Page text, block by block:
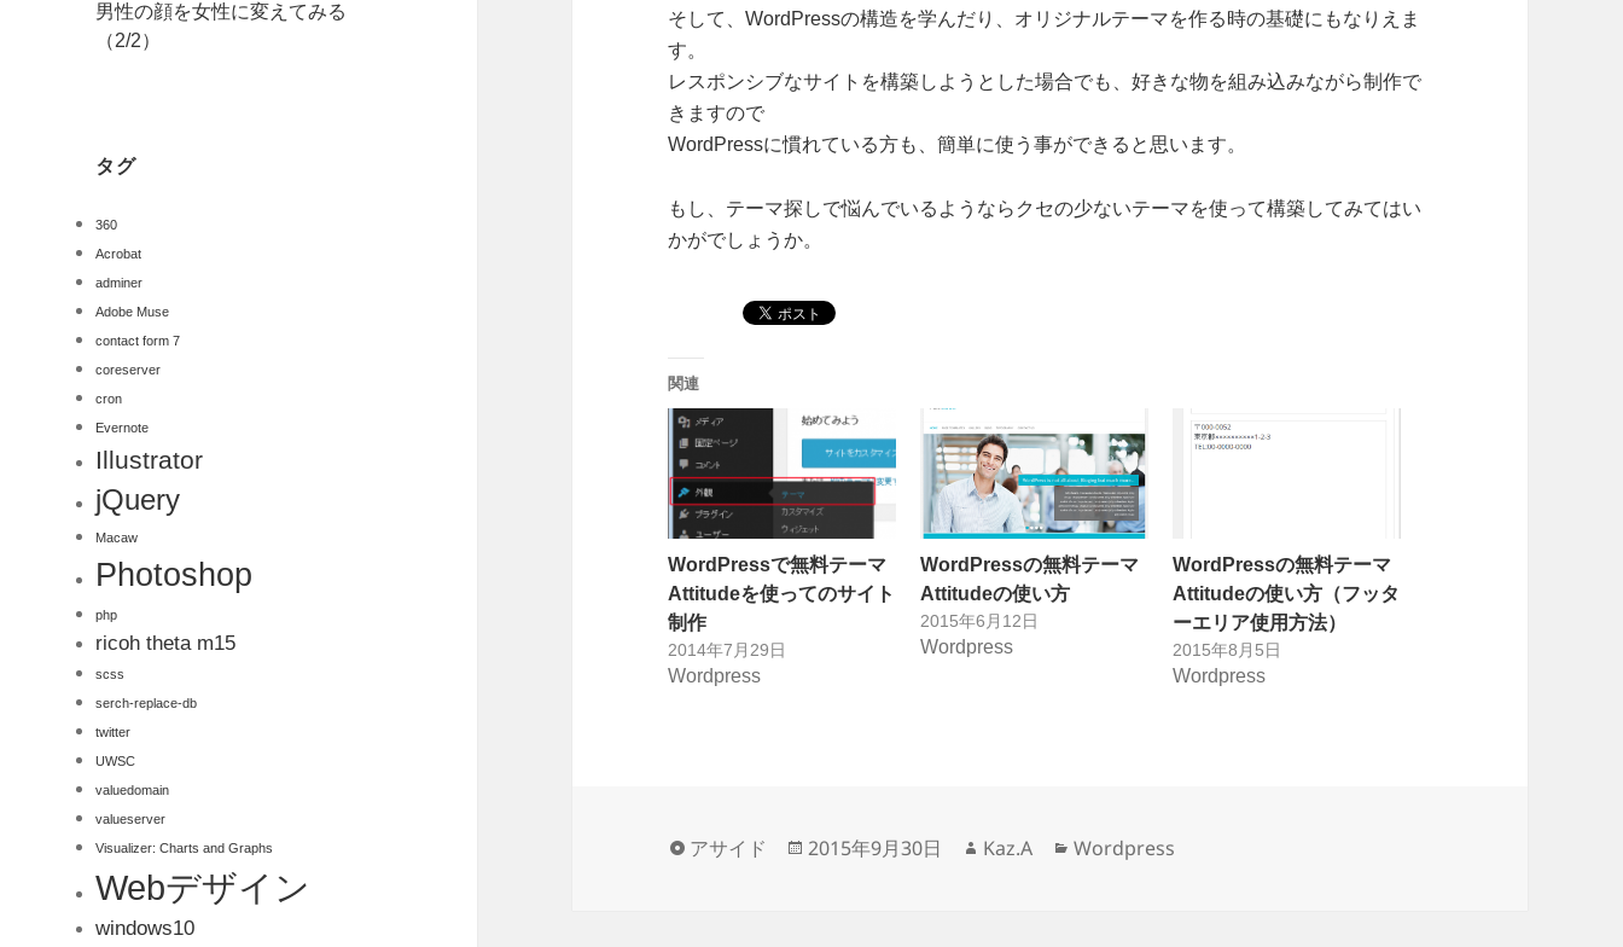
男性の顔を女性に変えてみる
（2/2）
タグ
360
Acrobat
adminer
Adobe Muse
contact form 7
coreserver
cron
Evernote
Illustrator
jQuery
Macaw
Photoshop
php
ricoh theta m15
scss
serch-replace-db
twitter
UWSC
valuedomain
valueserver
Visualizer: Charts and Graphs
Webデザイン
windows10
そして、WordPressの構造を学んだり、オリジナルテーマを作る時の基礎にもなりえま
す。
レスポンシブなサイトを構築しようとした場合でも、好きな物を組み込みながら制作で
きますので
WordPressに慣れている方も、簡単に使う事ができると思います。
もし、テーマ探しで悩んでいるようならクセの少ないテーマを使って構築してみてはい
かがでしょうか。
関連
WordPressで無料テーマ
Attitudeを使ってのサイト
制作
2014年7月29日
Wordpress
WordPressの無料テーマ
Attitudeの使い方
2015年6月12日
Wordpress
WordPressの無料テーマ
Attitudeの使い方（フッタ
ーエリア使用方法）
2015年8月5日
Wordpress
フ
アサイド
投
2015年9月30日
作
Kaz.A
カ
Wordpress